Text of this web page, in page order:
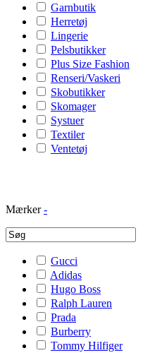
Garnbutik
Herretøj
Lingerie
Pelsbutikker
Plus Size Fashion
Renseri/Vaskeri
Skobutikker
Skomager
Systuer
Textiler
Ventetøj
Mærker -
Gucci
Adidas
Hugo Boss
Ralph Lauren
Prada
Burberry
Tommy Hilfiger